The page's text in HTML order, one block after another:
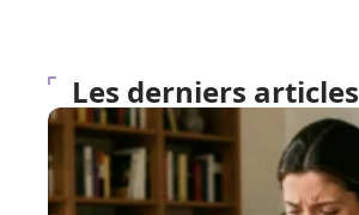
Les derniers articles